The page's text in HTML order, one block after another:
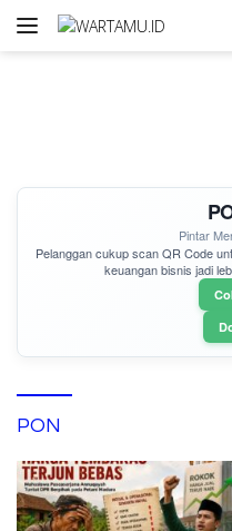
Langsung
Pintar
Pelanggan cukupscan QR Code
keuangan bisnis jadi
PON